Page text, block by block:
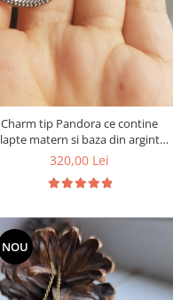
Charm tip Pandora ce contine
lapte matern si baza din argint
925
320,00 Lei
NOU